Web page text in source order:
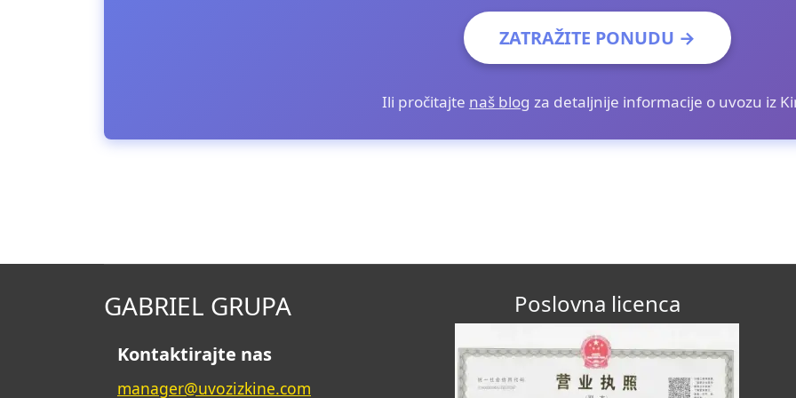
ZATRAŽITE PONUDU →
Ili pročitajte naš blog za detaljnije informacije o uvozu iz
GABRIEL GRUPA
Kontaktirajte nas
manager@uvozizkine.com
Poslovna licenca